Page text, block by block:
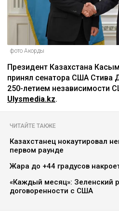
фото Акорды
Президент Казахстана
принял сенатора США Стива
250-летием независимости
Ulysmedia.kz.
ЧИТАЙТЕ ТАКЖЕ
Казахстанец нокаутировал
первом раунде
Жара до +44 градусов
«Каждый месяц»: Зеленский
договоренности с США